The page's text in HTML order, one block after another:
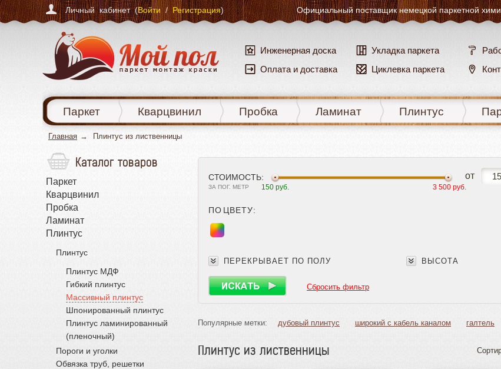
Личный кабинет (Войти/Регистрация) Официальный поставщикнемецкой паркетной
Инженерная доска
Оплата и доставка
Укладка паркета
Циклевка паркета
Паркет Кварцвинил Пробка Ламинат Плинтус
Главная Плинтус из лиственницы
Каталог товаров
Паркет
Кварцвинил
Пробка
Ламинат
Плинтус
Плинтус
Плинтус МДФ
Гибкий плинтус
Массивный плинтус
Шпонированный плинтус
Плинтус ламинированный
(пленочный)
Пороги и уголки
Обвязка труб, решетки
СТОИМОСТЬ:
ЗА ПОГ. МЕТР 150 руб. 3 500 руб.
от
ПО ЦВЕТУ:
ПЕРЕКРЫВАЕТ ПО ПОЛУ ВЫСОТА
Сбросить фильтр
Популярные метки: дубовый плинтус широкий с кабель каналом галтель
Плинтус из лиственницы